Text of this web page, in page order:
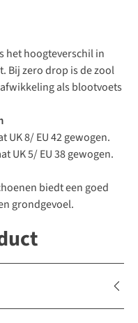
het hoogteverschil in
Bij zero drop is de zool
als blootvoets
UK 8/ EU 42 gewogen.
UK 5/ EU 38 gewogen.
biedt een goed
grondgevoel.